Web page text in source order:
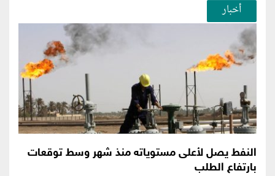
أخبار
النفط يصل لأعلى مستوياته منذ شهر وسط توقعات
بارتفاع الطلب